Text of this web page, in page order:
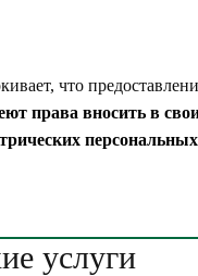
что
права вносить в
услуги